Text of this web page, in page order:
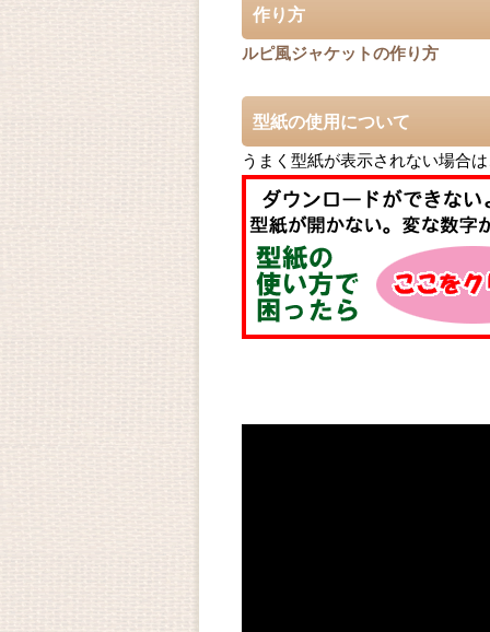
作り方
ルピ風ジャケットの作り方
型紙の使用について
うまく型紙が表示されない場合